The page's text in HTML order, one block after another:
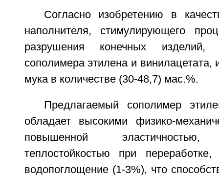
Согласно изобретению в
наполнителя, стимулирующего
разрушения конечных изделий,
сополимера этилена и винилацетата,
мука в количестве (30-48,7) мас.%.
Предлагаемый сополимер
обладает высокими физико-
повышенной эластичностью,
теплостойкостью при
водопоглощение (1-3%), что